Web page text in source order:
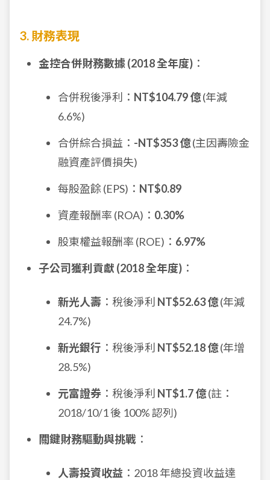
3. 財務表現
金控合併財務數據 (2018 全年度) ：
合併稅後淨利： NT$104.79 億(年減
6.6%)
合併綜合損益： -NT$353 億(主因壽險金
融資產評價損失)
每股盈餘 (EPS)： NT$0.89
資產報酬率 (ROA)： 0.30%
股東權益報酬率 (ROE)： 6.97%
子公司獲利貢獻 (2018 全年度) ：
新光人壽 ：稅後淨利 NT$52.63 億(年減
24.7%)
新光銀行 ：稅後淨利 NT$52.18 億(年增
28.5%)
元富證券 ：稅後淨利 NT$1.7 億(註：
2018/10/1 後 100% 認列)
關鍵財務驅動與挑戰 ：
人壽投資收益 ：2018 年總投資收益達